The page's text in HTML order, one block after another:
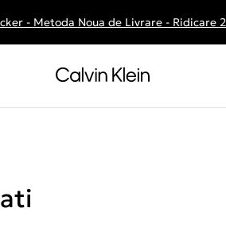
gratuita la comenzile de peste 250
- Metoda Noua de Livrare - Ridicare